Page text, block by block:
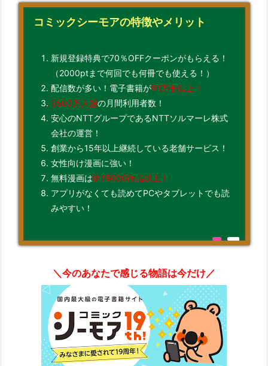
コミックシーモアの特徴やメリット
新規登録特典で70％OFFクーポンがもらえる！
（2000ptまで何回でも何冊でも使える！）
配信数が多い！電子書籍が91万冊以上！
3500万人超の月間利用者数！
安心のNTTグループであるNTTソルマーレ株式
会社の運営！
創業から15年以上継続している老舗サービス！
女性向け漫画に強い！
無料漫画は約15000作品以上！
アプリがなくても読めてPCやタブレットでも読
みやすい！
＼今のあなたで感じる物語は今だけ／